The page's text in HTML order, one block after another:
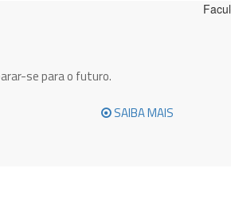
se para o futuro.
SAIBA MAIS